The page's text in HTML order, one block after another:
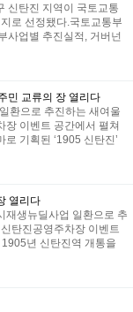
신탄진 지역이 국토교통
로 선정됐다.국토교통부
사업별 추진실적, 거버넌
민 교류의 장 열리다
환으로 추진하는 새여울
장 이벤트 공간에서 펼쳐
기획된 ‘1905 신탄진’
열리다
재생뉴딜사업 일환으로 추
탄진공영주차장 이벤트
년 신탄진역 개통을